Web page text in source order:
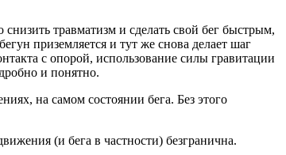
травматизм и сделать свой бег быстрым,
приземляется и тут же снова делает шаг
с опорой, использование силы гравитации
и понятно.
на самом состоянии бега. Без этого
(и бега в частности) безгранична.